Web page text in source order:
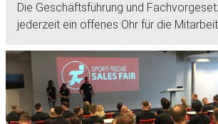
Die Geschäftsführung und
jederzeit ein offenes Ohr für die